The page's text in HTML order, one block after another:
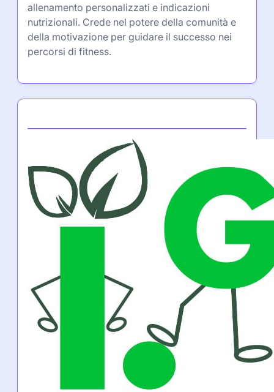
allenamento personalizzati e indicazioni
nutrizionali. Crede nel potere della comunità e
della motivazione per guidare il successo nei
percorsi di fitness.